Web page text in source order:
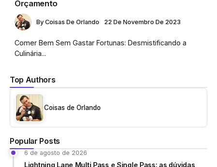
Top Authors
Coisas de Orlando
Popular Posts
6 de agosto de 2026
Lightning Lane Multi Pass e Single Pass: as dúvidas
Orçamento
By Coisas De Orlando 22 De Novembro De 2023
Comer Bem Sem Gastar Fortunas: Desmistificando a
Culinária...